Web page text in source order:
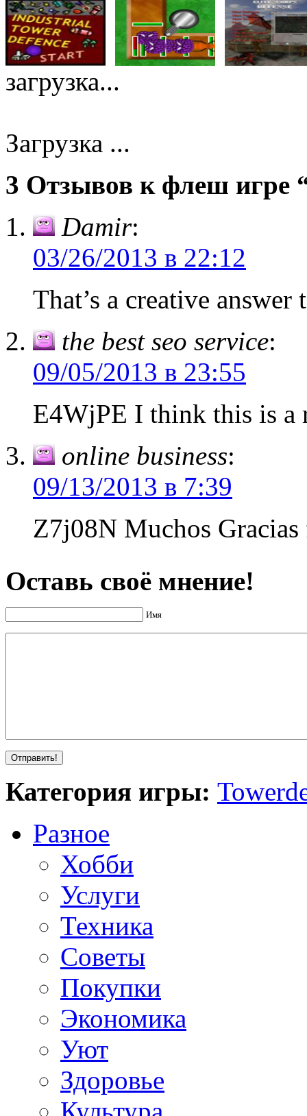
загрузка...
Загрузка ...
3 Отзывов к флеш игре
Damir:
03/26/2013 в 22:12
That’s a creative
the best seo service:
09/05/2013 в 23:55
E4WjPE I think this is a
online business:
09/13/2013 в 7:39
Z7j08N Muchos
Оставь своё мнение!
Имя
Категория игры:
Разное
Хобби
Услуги
Техника
Советы
Покупки
Экономика
Уют
Здоровье